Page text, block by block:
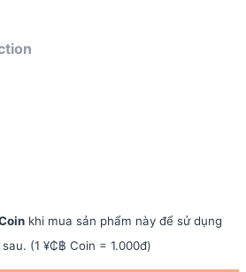
khi mua sản phẩm này để sử dụng
(1 ¥₵฿ Coin = 1.000đ)